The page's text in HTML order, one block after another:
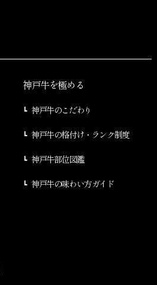
神戸牛を極める
神戸牛のこだわり
神戸牛の格付け・ランク制度
神戸牛部位図鑑
神戸牛の味わい方ガイド